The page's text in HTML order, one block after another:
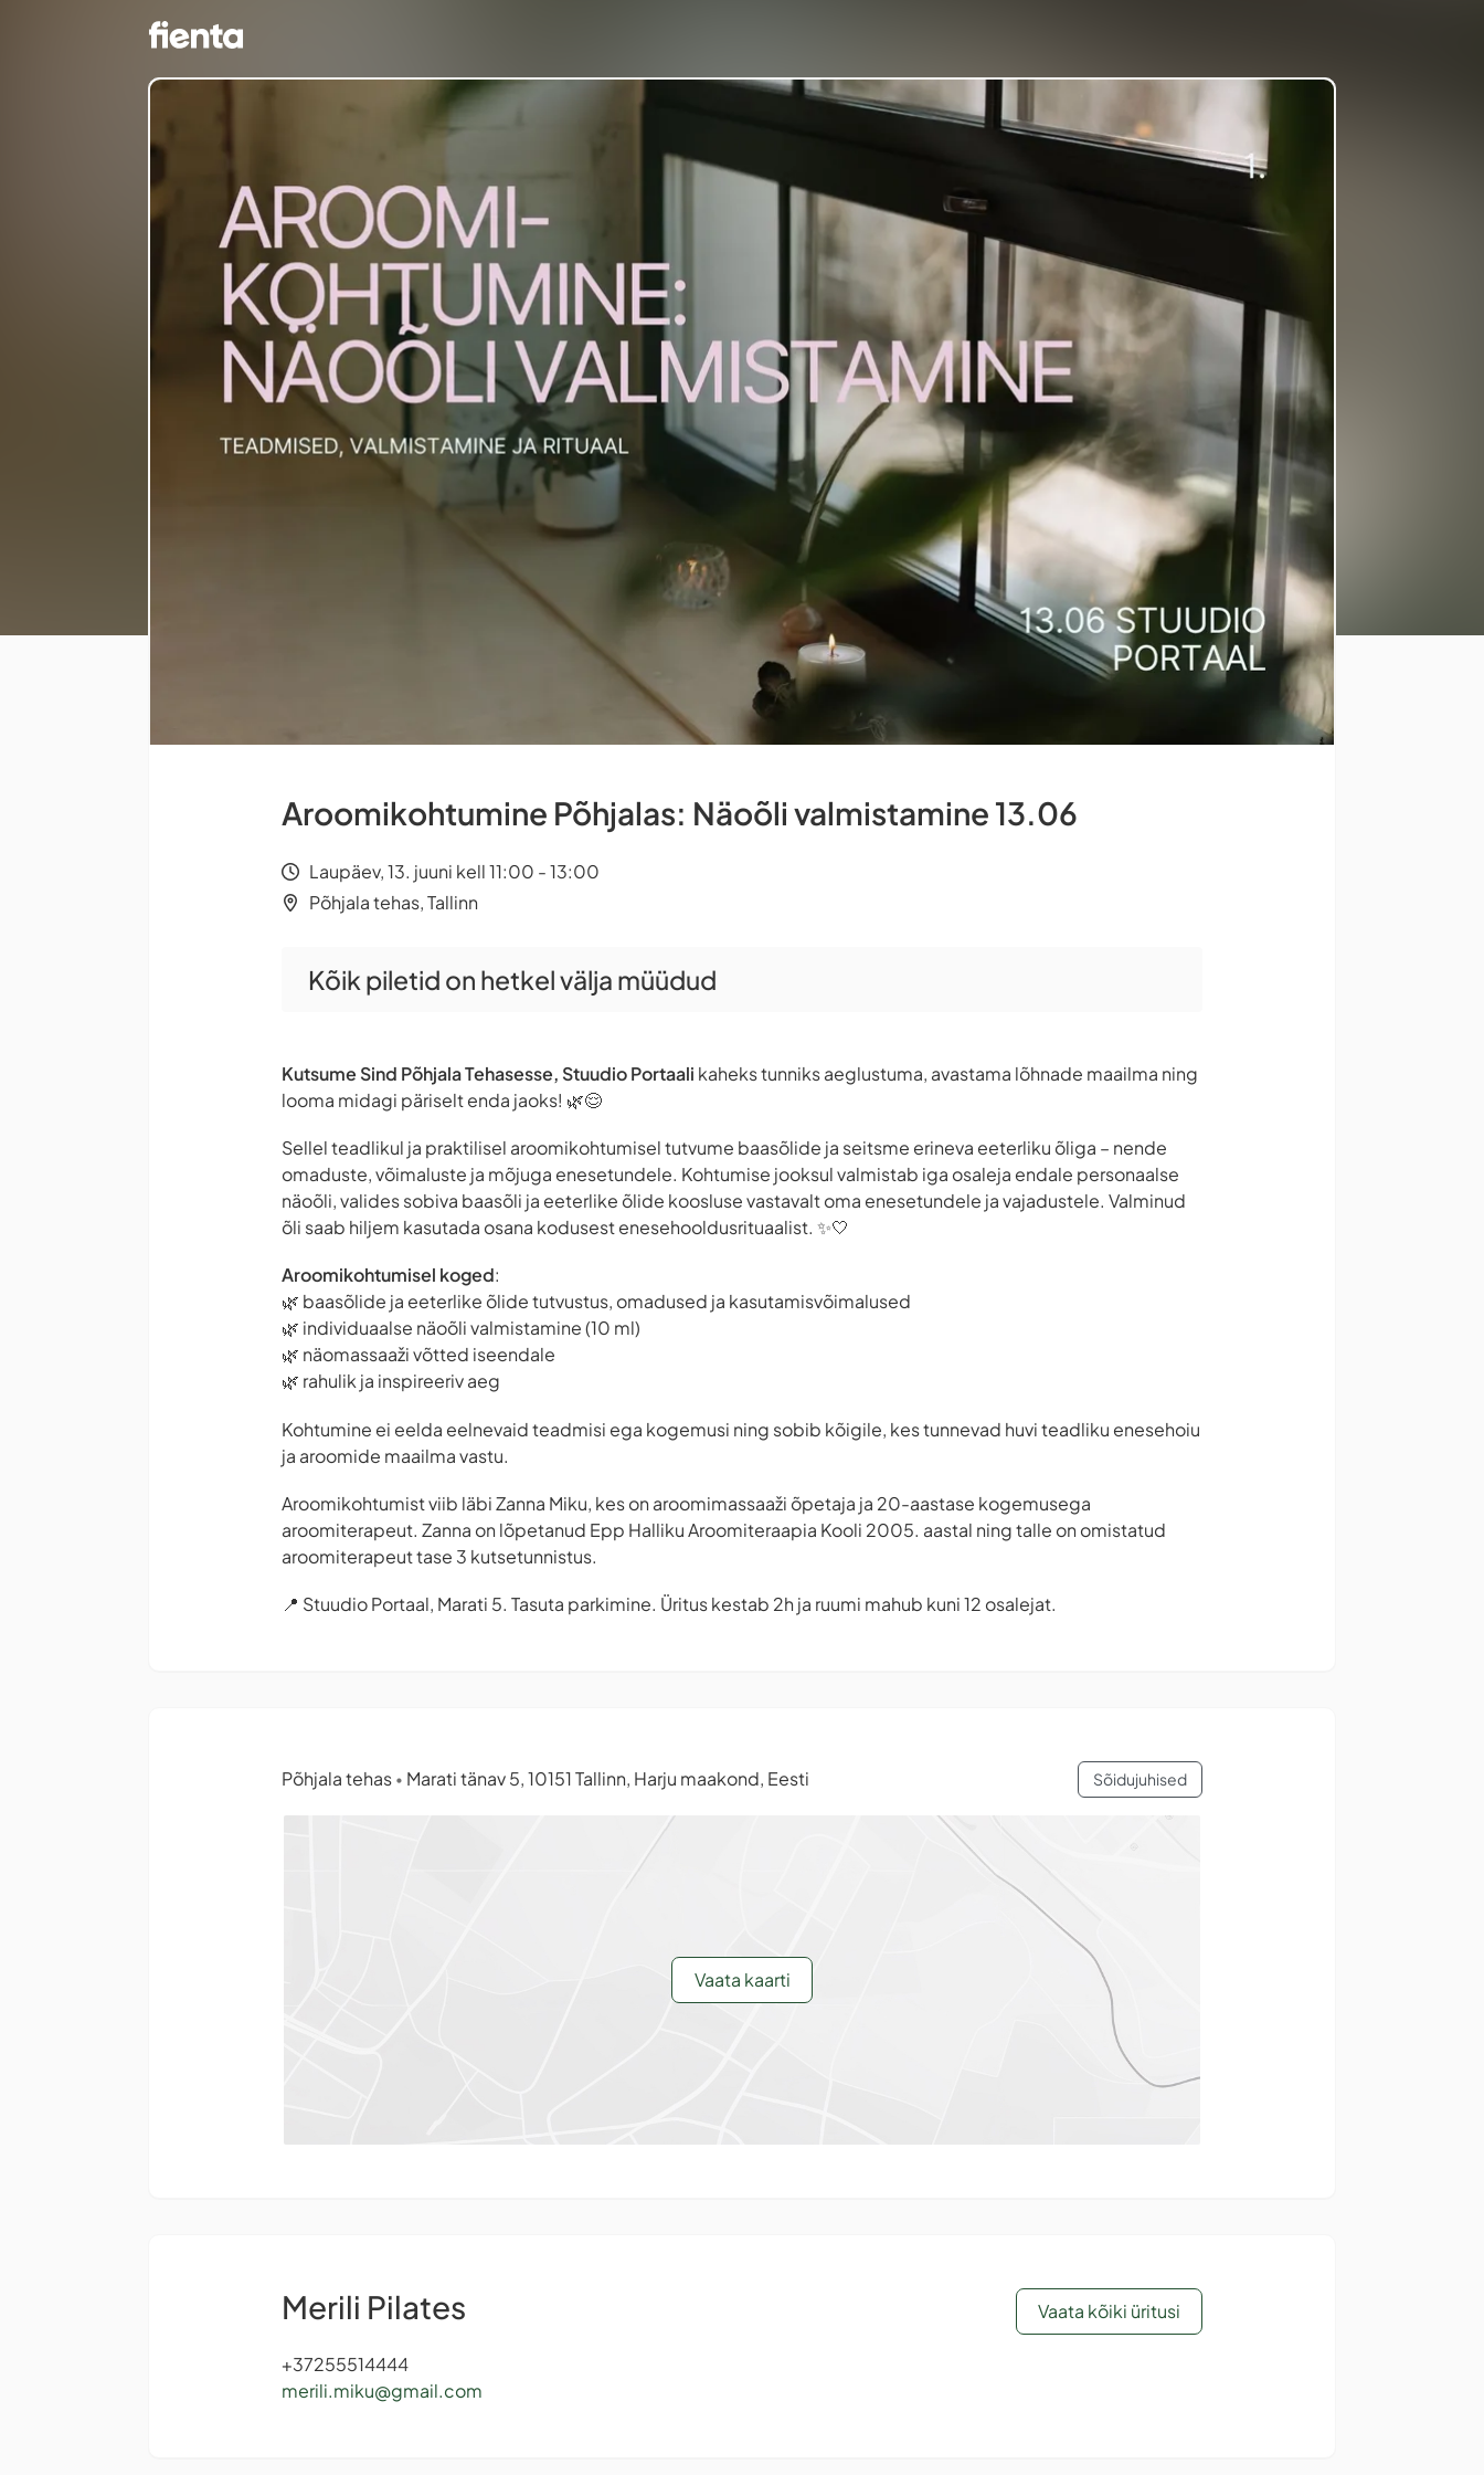
Aroomikohtumine Põhjalas: Näoõli valmistamine 13.06
Laupäev, 13. juuni kell 11:00 - 13:00
Põhjala tehas, Tallinn
Kõik piletid on hetkel välja müüdud
Kutsume Sind Põhjala Tehasesse, Stuudio Portaali kaheks tunniks aeglustuma, avastama lõhnade maailma ning
looma midagi päriselt enda jaoks! 🌿😌
Sellel teadlikul ja praktilisel aroomikohtumisel tutvume baasõlide ja seitsme erineva eeterliku õliga – nende
omaduste, võimaluste ja mõjuga enesetundele. Kohtumise jooksul valmistab iga osaleja endale personaalse
näoõli, valides sobiva baasõli ja eeterlike õlide koosluse vastavalt oma enesetundele ja vajadustele. Valminud
õli saab hiljem kasutada osana kodusest enesehooldusrituaalist. ✨🤍
Aroomikohtumisel koged:
🌿 baasõlide ja eeterlike õlide tutvustus, omadused ja kasutamisvõimalused
🌿 individuaalse näoõli valmistamine (10 ml)
🌿 näomassaaži võtted iseendale
🌿 rahulik ja inspireeriv aeg
Kohtumine ei eelda eelnevaid teadmisi ega kogemusi ning sobib kõigile, kes tunnevad huvi teadliku enesehoiu
ja aroomide maailma vastu.
Aroomikohtumist viib läbi Zanna Miku, kes on aroomimassaaži õpetaja ja 20-aastase kogemusega
aroomiterapeut. Zanna on lõpetanud Epp Halliku Aroomiteraapia Kooli 2005. aastal ning talle on omistatud
aroomiterapeut tase 3 kutsetunnistus.
📍 Stuudio Portaal, Marati 5. Tasuta parkimine. Üritus kestab 2h ja ruumi mahub kuni 12 osalejat.
Põhjala tehas • Marati tänav 5, 10151 Tallinn, Harju maakond, Eesti Sõidujuhised
Vaata kaarti
Merili Pilates
+37255514444
merili.miku@gmail.com
Vaata kõiki üritusi